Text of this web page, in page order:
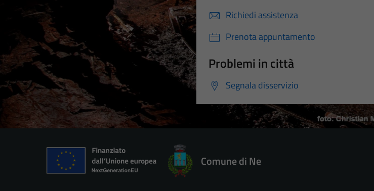
Richiedi assistenza
Prenota appuntamento
Problemi in città
Segnala disservizio
Comune di Ne